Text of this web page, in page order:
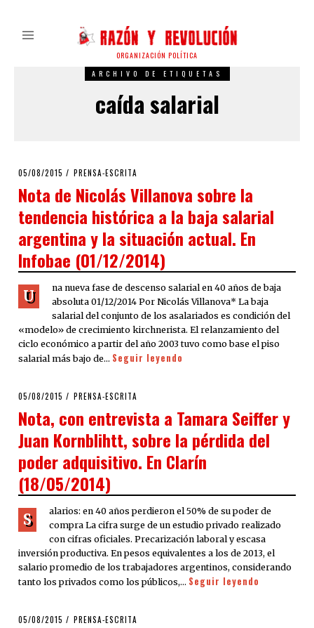
ORGANIZACIÓN POLÍTICA
ARCHIVO DE ETIQUETAS
caída salarial
POSTED
05/08/2015 PRENSA-ESCRITA
Nota de Nicolás Villanova sobre la
tendencia histórica a la baja salarial
argentina y la situación actual. En
Infobae (01/12/2014)
U
na nueva fase de descenso salarial en 40 años de baja
absoluta 01/12/2014 Por Nicolás Villanova* La baja
salarial del conjunto de los asalariados es condición del
«modelo» de crecimiento kirchnerista. El relanzamiento del
ciclo económico a partir del año 2003 tuvo como base el piso
salarial más bajo de… Seguir leyendo
POSTED
05/08/2015 PRENSA-ESCRITA
Nota, con entrevista a Tamara Seiffer y
Juan Kornblihtt, sobre la pérdida del
poder adquisitivo. En Clarín
(18/05/2014)
S
alarios: en 40 años perdieron el 50% de su poder de
compra La cifra surge de un estudio privado realizado
con cifras oficiales. Precarización laboral y escasa
inversión productiva. En pesos equivalentes a los de 2013, el
salario promedio de los trabajadores argentinos, considerando
tanto los privados como los públicos,… Seguir leyendo
POSTED
05/08/2015 PRENSA-ESCRITA